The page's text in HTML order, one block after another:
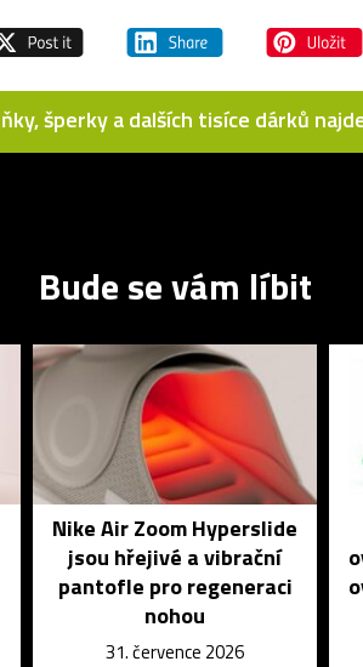
šperky a dalších tisíce dárků
Bude se vám líbit
Nike Air Zoom Hyperslide
jsou hřejivé a vibrační
pantofle pro regeneraci
nohou
31. července 2026